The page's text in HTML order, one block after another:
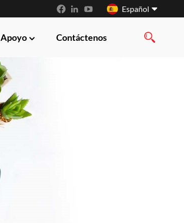
Español
Apoyo Contáctenos